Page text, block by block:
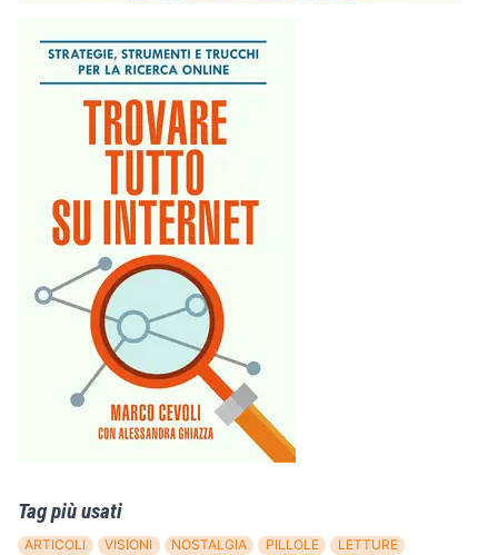
Tag più usati
ARTICOLI VISIONI NOSTALGIA PILLOLE
LETTURE